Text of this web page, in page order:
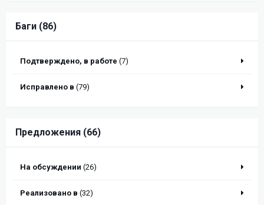
Баги (86)
Подтверждено, в работе (7)
Исправлено в (79)
Предложения (66)
На обсуждении (26)
Реализовано в (32)